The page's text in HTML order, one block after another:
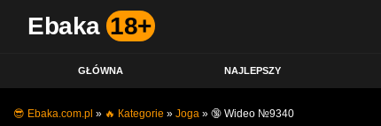
Ebaka 18+
GŁÓWNA NAJLEPSZY
😎 Ebaka.com.pl » 🔥 Кategorie » Joga » 🔞 Wideo №9340